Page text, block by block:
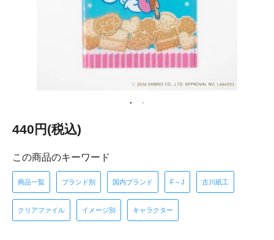
440円(税込)
この商品のキーワード
商品一覧 ブランド別 国内ブランド F～J 古川紙工
クリアファイル イメージ別 キャラクター